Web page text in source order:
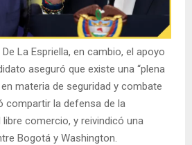
La Espriella, en cambio, el apoyo
aseguró que existe una “plena
materia de seguridad y combate
compartir la defensa de la
libre comercio, y reivindicó una
Bogotá y Washington.